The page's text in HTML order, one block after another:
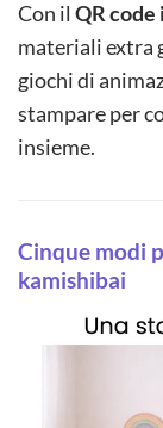
Con il QR code
materiali extra
giochi di
stampare per
insieme.
Cinque modi
kamishibai